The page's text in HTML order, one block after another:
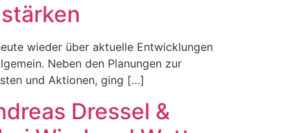
wieder über aktuelle Entwicklungen
Neben den Planungen zur
und Aktionen, ging […]
Dressel &